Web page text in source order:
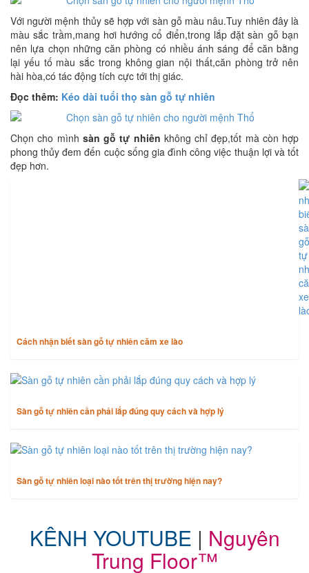
Với người mệnh thủy sẽ hợp với sàn gỗ màu nâu.Tuy nhiên đây là
màu sắc trầm,mang hơi hướng cổ điển,trong lắp đặt sàn gỗ bạn
nên lựa chọn những căn phòng có nhiều ánh sáng để căn bằng
lại yếu tố màu sắc trong không gian nội thất,căn phòng trở nên
hài hòa,có tác động tích cực tới thị giác.
Đọc thêm: Kéo dài tuổi thọ sàn gỗ tự nhiên
Chọn cho mình sàn gỗ tự nhiên không chỉ đẹp,tốt mà còn hợp
phong thủy đem đến cuộc sống gia đình công việc thuận lợi và tốt
đẹp hơn.
Cách nhận biết sàn gỗ tự nhiên căm xe lào
Sàn gỗ tự nhiên cần phải lắp đúng quy cách và hợp lý
Sàn gỗ tự nhiên loại nào tốt trên thị trường hiện nay?
KÊNH YOUTUBE | Nguyên
Trung Floor™